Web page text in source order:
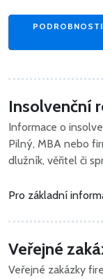
Insolvenční
Informace o
Pilný, MBA nebo
dlužník, věřitel či
Pro základní
Veřejné
Veřejné zakázky